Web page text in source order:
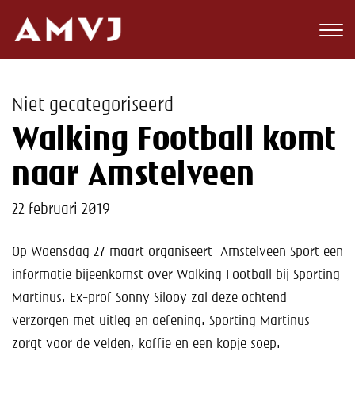
Wedstrijden
Teams
Toekomst
Kalender
Niet gecategoriseerd
Walking Football komt
naar Amstelveen
22 februari 2019
Op Woensdag 27 maart organiseert Amstelveen Sport een
informatie bijeenkomst over Walking Football bij Sporting
Martinus. Ex-prof Sonny Silooy zal deze ochtend
verzorgen met uitleg en oefening. Sporting Martinus
zorgt voor de velden, koffie en een kopje soep.